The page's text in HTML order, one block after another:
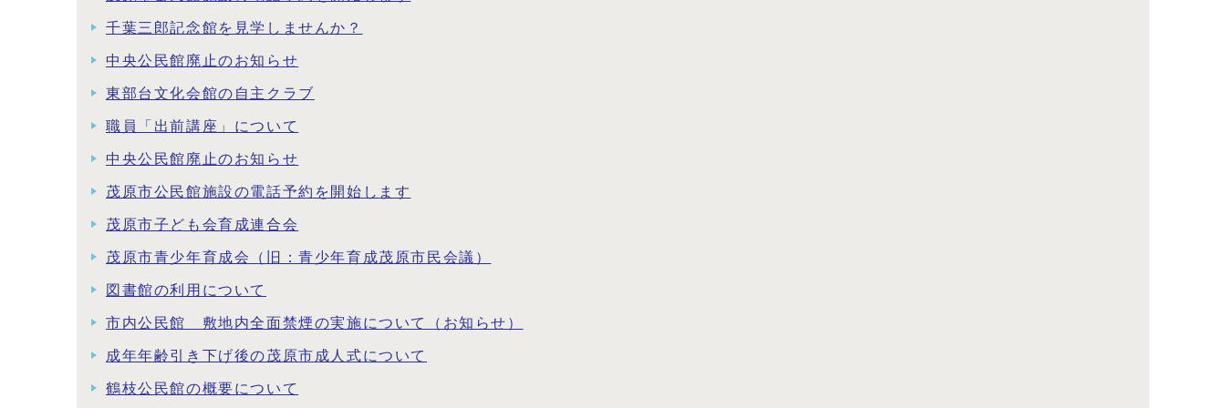
千葉三郎記念館を見学しませんか？
中央公民館廃止のお知らせ
東部台文化会館の自主クラブ
職員「出前講座」について
中央公民館廃止のお知らせ
茂原市公民館施設の電話予約を開始します
茂原市子ども会育成連合会
茂原市青少年育成会（旧：青少年育成茂原市民会議）
図書館の利用について
市内公民館 敷地内全面禁煙の実施について（お知らせ）
成年年齢引き下げ後の茂原市成人式について
鶴枝公民館の概要について